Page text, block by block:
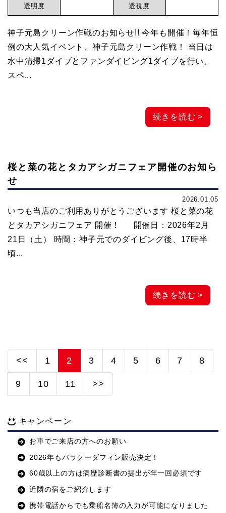
透明度 透視度
神子元島クリーン作戦のお知らせ!! 今年も開催！毎年恒
例の大人気イベント、神子元島クリーン作戦！ 当日は
水中清掃1ダイブとファンダイビング1ダイブを行い、
スペ...
続きを読む >
桜と菜の花とタカアシガニフェア開催のお知ら
せ
2026.01.05
いつも当店のご利用ありがとうございます 桜と菜の花
とタカアシガニフェア 開催！ 開催日：2026年2月
21日（土） 時間：神子元でのダイビング後、17時半
頃...
続きを読む >
<< 1 2 3 4 5 6 7 8
9 10 11 >>
キャンペーン
お車でご来店の方へのお願い
2026年もバラクーダフィン販売決定！
60歳以上の方は病歴診断書の提出が年一回必須です
近隣の宿をご紹介します
携帯電話からでも乗船名簿の入力が可能になりました